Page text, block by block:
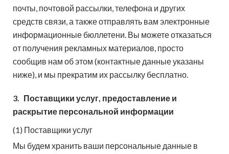
почты, почтовой рассылки, телефона и других
средств связи, а также отправлять вам электронные
информационные бюллетени. Вы можете отказаться
от получения рекламных материалов, просто
сообщив нам об этом (контактные данные указаны
ниже), и мы прекратим их рассылку бесплатно.
3. Поставщики услуг, предоставление и
раскрытие персональной информации
(1) Поставщики услуг
Мы будем хранить ваши персональные данные в